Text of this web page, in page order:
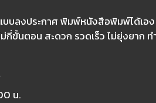
บบลงประกาศ พิมพ์หนังสือพิมพ์ได้เอง
กี่ขั้นตอน สะดวก รวดเร็ว ไม่ยุ่งยาก ท
น.